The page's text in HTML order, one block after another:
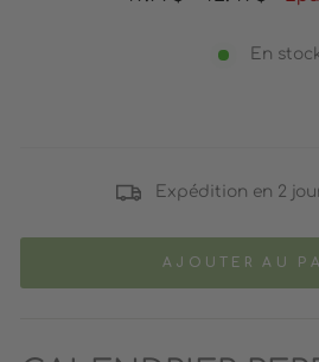
En
Expédition en 2
AJOUTER AU